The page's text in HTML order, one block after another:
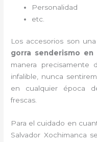
Personalidad
etc.
Los accesorios son
gorra senderismo en
manera precisamente
infalible, nunca
en cualquier época
frescas.
Para el cuidado en
Salvador Xochimanca